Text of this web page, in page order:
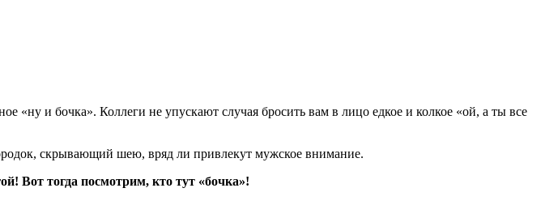
и бочка». Коллеги не упускают случая бросить вам в лицо едкое и колкое «ой, а ты все
скрывающий шею, вряд ли привлекут мужское внимание.
Вот тогда посмотрим, кто тут «бочка»!